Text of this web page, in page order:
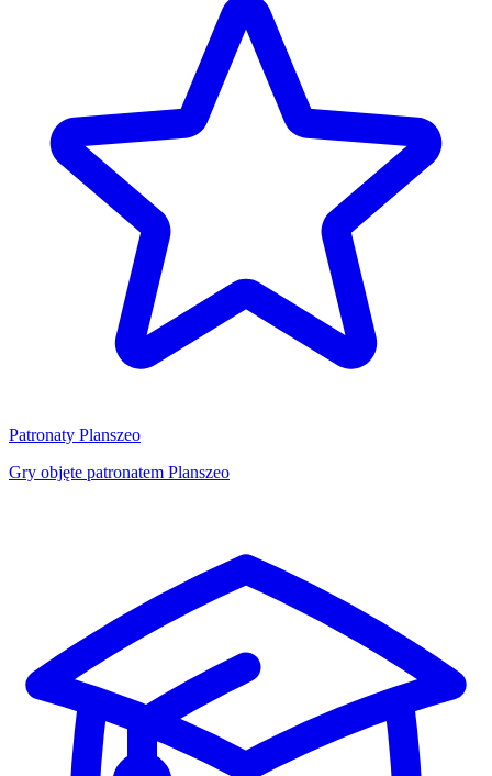
Patronaty Planszeo
Gry objęte patronatem Planszeo